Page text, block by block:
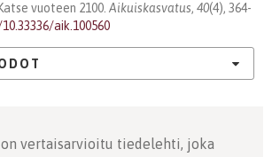
vuoteen 2100. Aikuiskasvatus, 40(4), 364-
aik.100560
on vertaisarvioitu tiedelehti, joka